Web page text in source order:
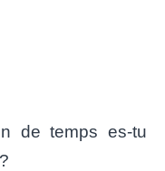
de temps es-tu